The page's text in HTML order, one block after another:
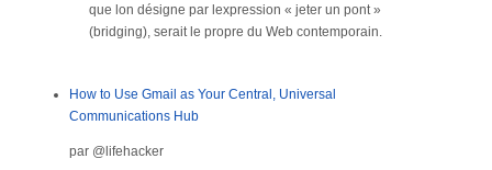
que lon désigne par lexpression « jeter un pont »
(bridging), serait le propre du Web contemporain.
How to Use Gmail as Your Central, Universal
Communications Hub
par @lifehacker